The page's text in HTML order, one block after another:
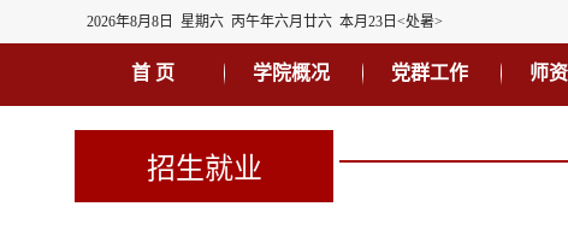
2026年8月8日 星期六 丙午年六月廿六 本月23日<处暑>
首 页 学院概况 党群工作 师
招生就业